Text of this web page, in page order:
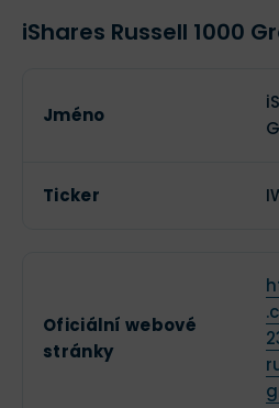
iShares Russell 1000
Jméno
Ticker
Oficiální webové
stránky